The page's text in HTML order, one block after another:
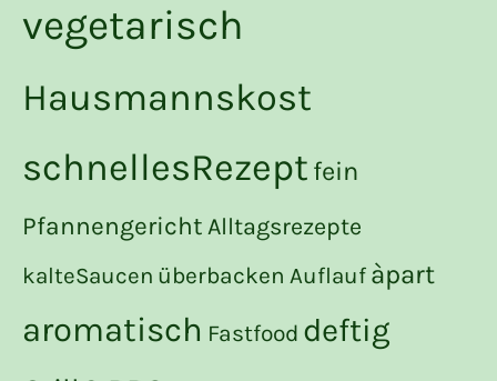
vegetarisch
Hausmannskost
schnellesRezept fein
Pfannengericht Alltagsrezepte
kalteSaucen überbacken Auflauf àpart
aromatisch Fastfood deftig